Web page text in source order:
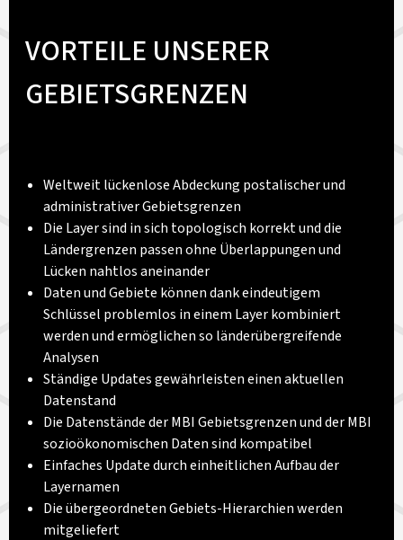
VORTEILE UNSERER
GEBIETSGRENZEN
Weltweit lückenlose Abdeckung postalischer und
administrativer Gebietsgrenzen
Die Layer sind in sich topologisch korrekt und die
Ländergrenzen passen ohne Überlappungen und
Lücken nahtlos aneinander
Daten und Gebiete können dank eindeutigem
Schlüssel problemlos in einem Layer kombiniert
werden und ermöglichen so länderübergreifende
Analysen
Ständige Updates gewährleisten einen aktuellen
Datenstand
Die Datenstände der MBI Gebietsgrenzen und der MBI
sozioökonomischen Daten sind kompatibel
Einfaches Update durch einheitlichen Aufbau der
Layernamen
Die übergeordneten Gebiets-Hierarchien werden
mitgeliefert